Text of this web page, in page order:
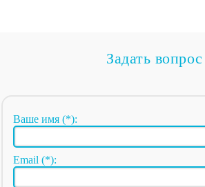
Задать вопрос
Ваше имя (*):
Email (*):